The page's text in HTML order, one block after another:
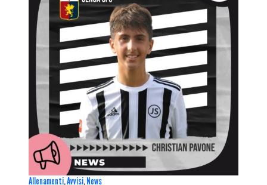
Allenamenti,Avvisi,News